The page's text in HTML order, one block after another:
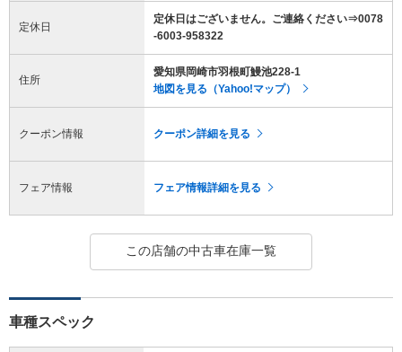
定休日
定休日はございません。ご連絡ください⇒0078
-6003-958322
住所
愛知県岡崎市羽根町鰻池228-1
地図を見る（Yahoo!マップ）
クーポン情報 クーポン詳細を見る
フェア情報 フェア情報詳細を見る
この店舗の中古車在庫一覧
車種スペック